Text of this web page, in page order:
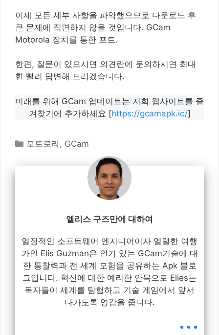
이제 모든 세부 사항을 파악했으므로 다운로드 후
큰 문제에 직면하지 않을 것입니다. GCam
Motorola 장치를 통한 포트.
한편, 질문이 있으시면 의견란에 문의하시면 최대
한 빨리 답변해 드리겠습니다.
미래를 위해 GCam 업데이트는 저희 웹사이트를 즐
겨찾기에 추가하세요 [https://gcamapk.io/]
카
모토로라, GCam
엘리스 구즈만에 대하여
열정적인 소프트웨어 엔지니어이자 열렬한 여행
가인 Elis Guzman은 인기 있는 GCam기술에 대
한 통찰력과 전 세계 모험을 공유하는 Apk 블로
그입니다. 혁신에 대한 예리한 안목으로 Elies는
독자들이 세계를 탐험하고 기술 게임에서 앞서
나가도록 영감을 줍니다.
...